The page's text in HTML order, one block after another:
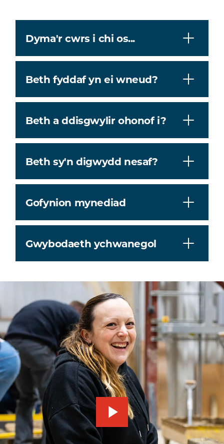
Dyma'r cwrs i chi os...
Beth fyddaf yn ei wneud?
Beth a ddisgwylir ohonof i?
Beth sy'n digwydd nesaf?
Gofynion mynediad
Gwybodaeth ychwanegol